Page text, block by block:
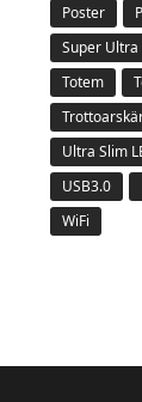
Poster
Super Ultra
Totem
Ultra Slim
USB3.0
WiFi